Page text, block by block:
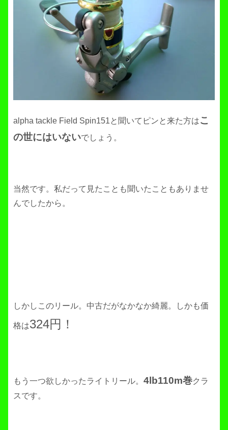
alpha tackle Field Spin151と聞いてピンと来た方はこ
の世にはいないでしょう。
当然です。私だって見たことも聞いたこともありませ
んでしたから。
しかしこのリール。中古だがなかなか綺麗。しかも価
格は324円！
もう一つ欲しかったライトリール。 4lb110m巻クラ
スです。